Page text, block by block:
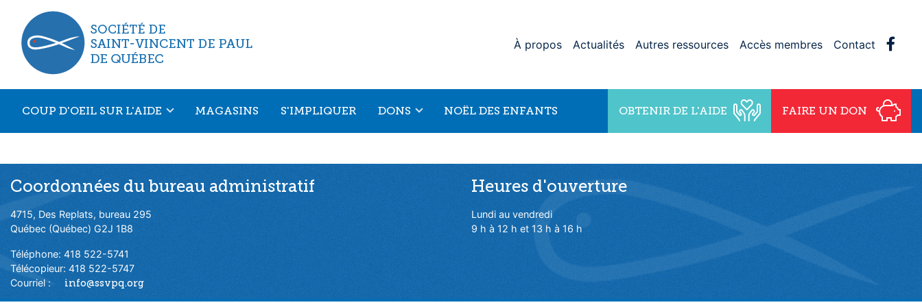
Aller au menu principal
Aller au contenu principal
À propos Actualités Autres ressources Accès membres Contact
COUP D'OEIL SUR L'AIDE MAGASINS S'IMPLIQUER DONS NOËL DES ENFANTS OBTENIR DE L'AIDE FAIRE UN DON
Coordonnées du bureau administratif
4715, Des Replats, bureau 295
Québec (Québec) G2J 1B8
Téléphone: 418 522-5741
Télécopieur: 418 522-5747
Courriel :
info@ssvpq.org
Heures d'ouverture
Lundi au vendredi
9 h à 12 h et 13 h à 16 h